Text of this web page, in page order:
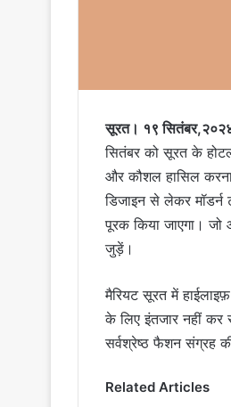
सूरत। १९
सितंबर को सूरत के
और कौशल हासिल
डिजाइन से लेकर
पूरक किया जाएगा।
जुड़ें।
मैरियट सूरत में
के लिए इंतजार नहीं
सर्वश्रेष्ठ फैशन संग्रह
Related Articles